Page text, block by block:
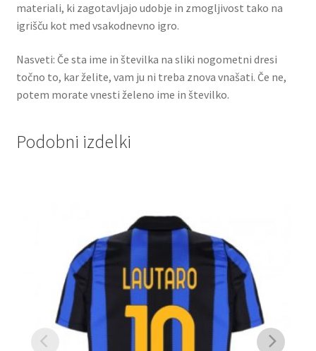
materiali, ki zagotavljajo udobje in zmogljivost tako na
igrišču kot med vsakodnevno igro.
Nasveti: Če sta ime in številka na sliki nogometni dresi
točno to, kar želite, vam ju ni treba znova vnašati. Če ne,
potem morate vnesti želeno ime in številko.
Podobni izdelki